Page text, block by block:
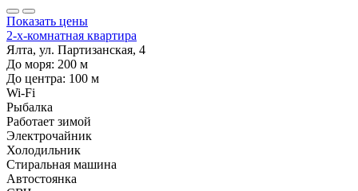
Показать цены
2-х-комнатная квартира
Ялта, ул. Партизанская, 4
До моря: 200 м
До центра: 100 м
Wi-Fi
Рыбалка
Работает зимой
Электрочайник
Холодильник
Стиральная машина
Автостоянка